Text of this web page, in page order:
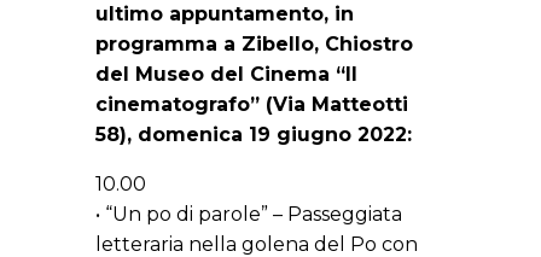
ultimo appuntamento, in
programma a Zibello, Chiostro
del Museo del Cinema “Il
cinematografo” (Via Matteotti
58), domenica 19 giugno 2022:
10.00
• “Un po di parole” – Passeggiata
letteraria nella golena del Po con